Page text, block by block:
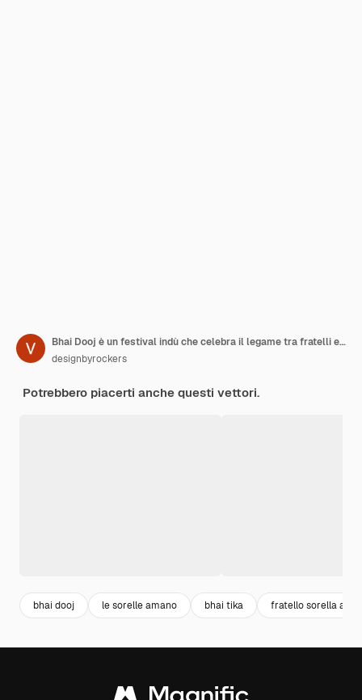
Bhai Dooj è un festival indù che celebra il legame tra fratelli e sorelle
designbyrockers
Potrebbero piacerti anche questi vettori.
bhai dooj le sorelle amano bhai tika fratello sorella